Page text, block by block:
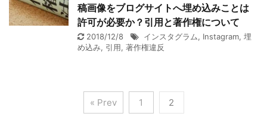
稿画像をブログサイトへ埋め込みことは
許可が必要か？引用と著作権について
2018/12/8 インスタグラム, Instagram, 埋
め込み, 引用, 著作権違反
« Prev 1 2